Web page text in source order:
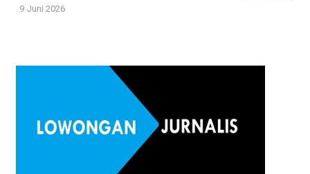
9 Juni 2026